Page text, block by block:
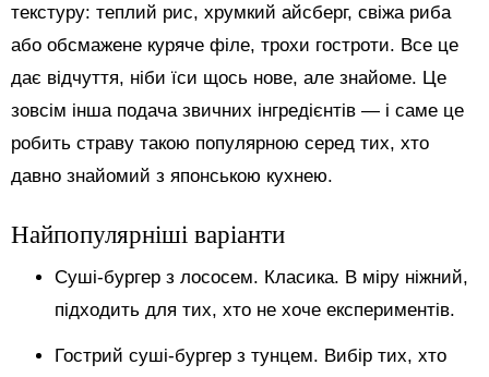
текстуру: теплий рис, хрумкий айсберг, свіжа риба
або обсмажене куряче філе, трохи гостроти. Все це
дає відчуття, ніби їси щось нове, але знайоме. Це
зовсім інша подача звичних інгредієнтів — і саме це
робить страву такою популярною серед тих, хто
давно знайомий з японською кухнею.
Найпопулярніші варіанти
Суші-бургер з лососем. Класика. В міру ніжний,
підходить для тих, хто не хоче експериментів.
Гострий суші-бургер з тунцем. Вибір тих, хто